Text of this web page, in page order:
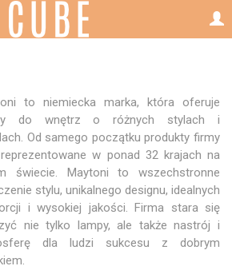
to niemiecka marka, która oferuje
do wnętrz o różnych stylach i
Od samego początku produkty firmy
reprezentowane w ponad 32 krajach na
świecie. Maytoni to wszechstronne
stylu, unikalnego designu, idealnych
i wysokiej jakości. Firma stara się
nie tylko lampy, ale także nastrój i
dla ludzi sukcesu z dobrym